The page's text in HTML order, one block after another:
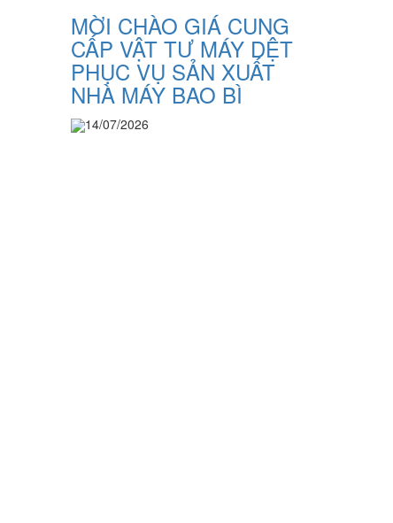
MỜI CHÀO GIÁ CUNG
CẤP VẬT TƯ MÁY DỆT
PHỤC VỤ SẢN XUẤT
NHÀ MÁY BAO BÌ
14/07/2026